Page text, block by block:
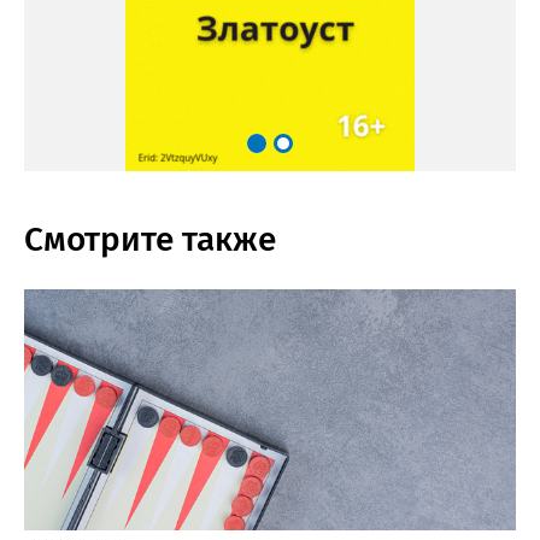
Смотрите также